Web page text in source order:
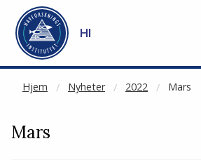
Gå til hovedinnhold
HI
Hjem Nyheter 2022 Mars
NOT CACHED
Mars